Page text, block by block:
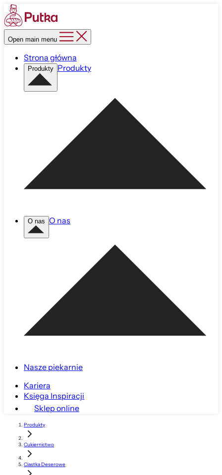
Open main menu
Strona główna
Produkty Produkty
O nas O nas
Nasze piekarnie
Kariera
Księga Inspiracji
Sklep online
Produkty
Cukiernictwo
Ciastka Deserowe